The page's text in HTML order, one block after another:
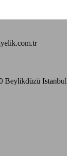
Beylikdüzü Istanbul